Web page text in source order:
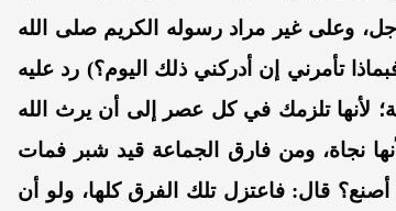
وعلى غير مراد رسوله الكريم صلى الله
تأمرني إن أدركني ذلك اليوم؟) رد عليه
لأنها تلزمك في كل عصر إلى أن يرث الله
نجاة، ومن فارق الجماعة قيد شبر فمات
قال: فاعتزل تلك الفرق كلها، ولو أن